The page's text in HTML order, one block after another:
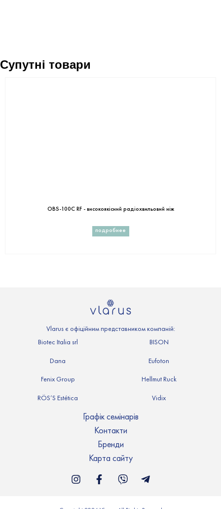
Супутні товари
OBS-100C RF - високоякісний радіохвильовий ніж
подробнее
Vlarus є офіційним представником компаній:
Biotec Italia srl
BISON
Dana Eufoton
Fenix Group Hellmut Ruck
RÖS’S Estética Vidix
Графік семінарів
Контакти
Бренди
Карта сайту